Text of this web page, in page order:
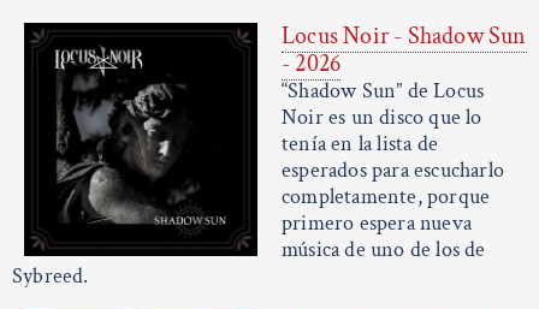
Locus Noir - Shadow Sun
- 2026
“Shadow Sun” de Locus
Noir es un disco que lo
tenía en la lista de
esperados para escucharlo
completamente, porque
primero espera nueva
música de uno de los de
Sybreed.